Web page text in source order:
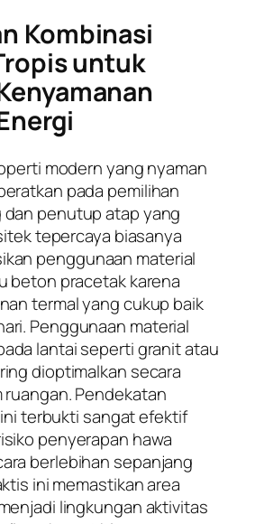
Kombinasi
untuk
modern yang nyaman
pada pemilihan
penutup atap yang
tepercaya biasanya
penggunaan material
beton pracetak karena
termal yang cukup baik
Penggunaan material
lantai seperti granit atau
dioptimalkan secara
ruangan. Pendekatan
terbukti sangat efektif
penyerapan hawa
berlebihan sepanjang
ini memastikan area
lingkungan aktivitas